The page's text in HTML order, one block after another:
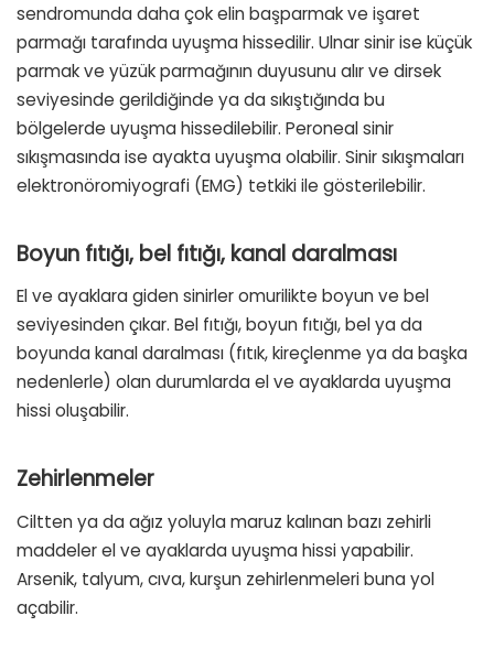
sendromunda daha çok elin başparmak ve işaret
parmağı tarafında uyuşma hissedilir. Ulnar sinir ise küçük
parmak ve yüzük parmağının duyusunu alır ve dirsek
seviyesinde gerildiğinde ya da sıkıştığında bu
bölgelerde uyuşma hissedilebilir. Peroneal sinir
sıkışmasında ise ayakta uyuşma olabilir. Sinir sıkışmaları
elektronöromiyografi (EMG) tetkiki ile gösterilebilir.
Boyun fıtığı, bel fıtığı, kanal daralması
El ve ayaklara giden sinirler omurilikte boyun ve bel
seviyesinden çıkar. Bel fıtığı, boyun fıtığı, bel ya da
boyunda kanal daralması (fıtık, kireçlenme ya da başka
nedenlerle) olan durumlarda el ve ayaklarda uyuşma
hissi oluşabilir.
Zehirlenmeler
Ciltten ya da ağız yoluyla maruz kalınan bazı zehirli
maddeler el ve ayaklarda uyuşma hissi yapabilir.
Arsenik, talyum, cıva, kurşun zehirlenmeleri buna yol
açabilir.